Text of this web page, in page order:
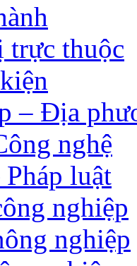
trực thuộc
– Địa
nghệ
luật
nghiệp
nghiệp